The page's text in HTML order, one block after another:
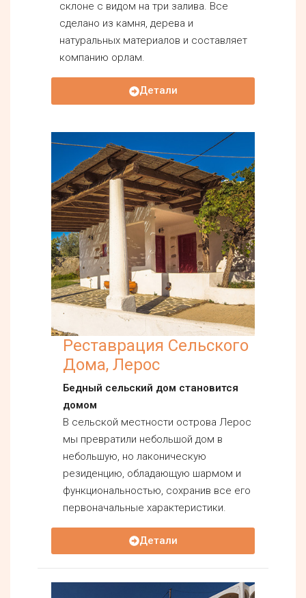
склоне с видом на три залива. Все
сделано из камня, дерева и
натуральных материалов и составляет
компанию орлам.
Детали
Реставрация Сельского
Дома, Лерос
Бедный сельский дом становится
домом
В сельской местности острова Лерос
мы превратили небольшой дом в
небольшую, но лаконическую
резиденцию, обладающую шармом и
функциональностью, сохранив все его
первоначальные характеристики.
Детали